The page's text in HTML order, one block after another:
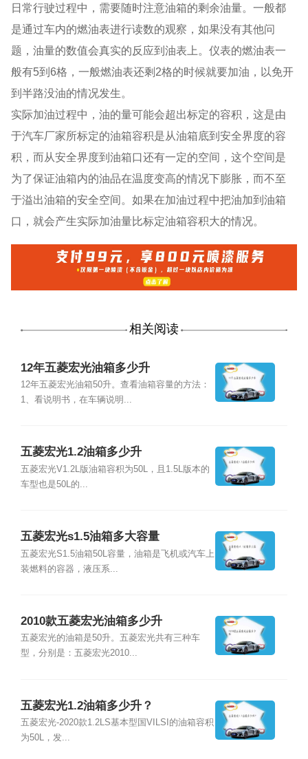
日常行驶过程中，需要随时注意油箱的剩余油量。一般都
是通过车内的燃油表进行读数的观察，如果没有其他问
题，油量的数值会真实的反应到油表上。仪表的燃油表一
般有5到6格，一般燃油表还剩2格的时候就要加油，以免开
到半路没油的情况发生。
实际加油过程中，油的量可能会超出标定的容积，这是由
于汽车厂家所标定的油箱容积是从油箱底到安全界度的容
积，而从安全界度到油箱口还有一定的空间，这个空间是
为了保证油箱内的油品在温度变高的情况下膨胀，而不至
于溢出油箱的安全空间。如果在加油过程中把油加到油箱
口，就会产生实际加油量比标定油箱容积大的情况。
相关阅读
12年五菱宏光油箱多少升
12年五菱宏光油箱50升。查看油箱容量的方法：
1、看说明书，在车辆说明...
五菱宏光1.2油箱多少升
五菱宏光V1.2L版油箱容积为50L，且1.5L版本的
车型也是50L的...
五菱宏光s1.5油箱多大容量
五菱宏光S1.5油箱50L容量，油箱是飞机或汽车上
装燃料的容器，液压系...
2010款五菱宏光油箱多少升
五菱宏光的油箱是50升。五菱宏光共有三种车
型，分别是：五菱宏光2010...
五菱宏光1.2油箱多少升？
五菱宏光-2020款1.2LS基本型国VILSI的油箱容积
为50L，发...